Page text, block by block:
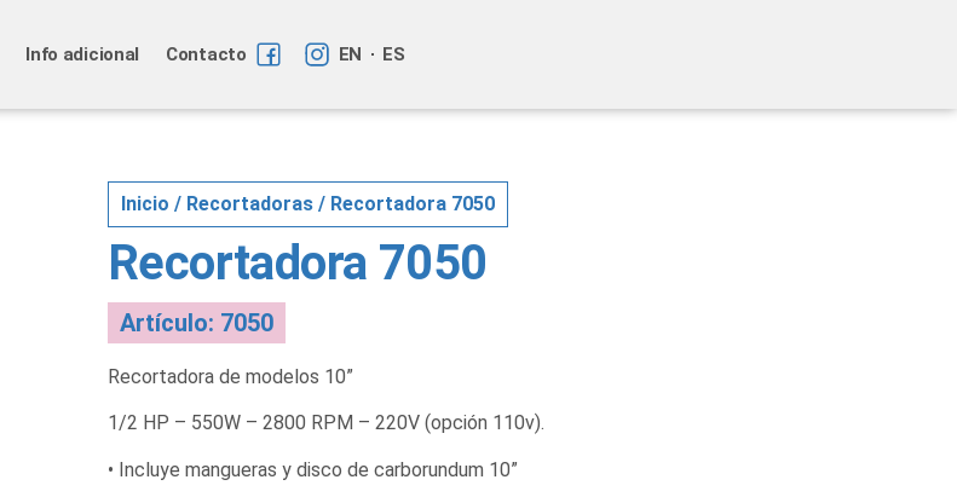
Info adicional Contacto EN ES
Inicio / Recortadoras / Recortadora 7050
Recortadora 7050
Artículo: 7050
Recortadora de modelos 10”
1/2 HP – 550W – 2800 RPM – 220V (opción 110v).
• Incluye mangueras y disco de carborundum 10”